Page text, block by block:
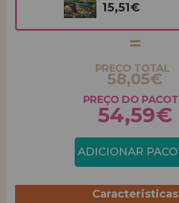
15,51€
PREÇO TOTAL
58,05€
PREÇO DO
54,59€
ADICIONAR
Caracteristicas